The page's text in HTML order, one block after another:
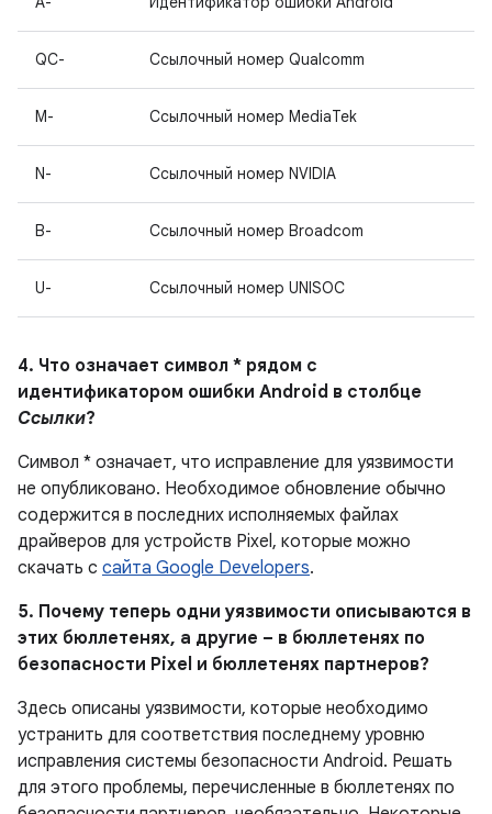
QC- Ссылочный номер Qualcomm
M- Ссылочный номер MediaTek
N- Ссылочный номер NVIDIA
B- Ссылочный номер Broadcom
U- Ссылочный номер UNISOC
4. Что означает символ * рядом с
идентификатором ошибки Android в столбце
Ссылки?
Символ * означает, что исправление для уязвимости
не опубликовано. Необходимое обновление обычно
содержится в последних исполняемых файлах
драйверов для устройств Pixel, которые можно
скачать с сайта Google Developers.
5. Почему теперь одни уязвимости описываются в
этих бюллетенях, а другие – в бюллетенях по
безопасности Pixel и бюллетенях партнеров?
Здесь описаны уязвимости, которые необходимо
устранить для соответствия последнему уровню
исправления системы безопасности Android. Решать
для этого проблемы, перечисленные в бюллетенях по